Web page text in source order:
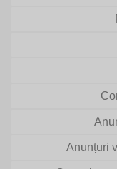
Anunțuri